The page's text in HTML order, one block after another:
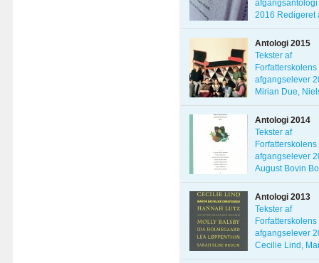
afgangsantologi
2016 Redigeret
Nanna […]
Antologi 2015
Tekster af
Forfatterskolens
afgangselever
Mirian Due,
Antologi 2014
Tekster af
Forfatterskolens
afgangselever
August Bovin
[…]
Antologi 2013
Tekster af
Forfatterskolens
afgangselever
Cecilie Lind,
[…]